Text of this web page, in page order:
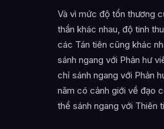
Và vì mức độ tổn thương
thần khác nhau, độ tinh
các Tán tiên cũng khác
sánh ngang với Phản hư
chỉ sánh ngang với Phản
năm có cảnh giới về đạo
thể sánh ngang với Thiên